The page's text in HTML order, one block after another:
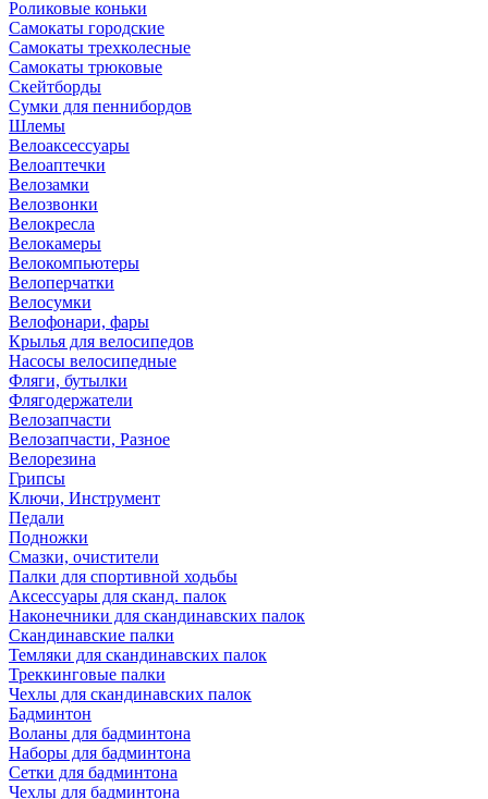
Роликовые коньки
Самокаты городские
Самокаты трехколесные
Самокаты трюковые
Скейтборды
Сумки для пеннибордов
Шлемы
Велоаксессуары
Велоаптечки
Велозамки
Велозвонки
Велокресла
Велокамеры
Велокомпьютеры
Велоперчатки
Велосумки
Велофонари, фары
Крылья для велосипедов
Насосы велосипедные
Фляги, бутылки
Флягодержатели
Велозапчасти
Велозапчасти, Разное
Велорезина
Грипсы
Ключи, Инструмент
Педали
Подножки
Смазки, очистители
Палки для спортивной ходьбы
Аксессуары для сканд. палок
Наконечники для скандинавских палок
Скандинавские палки
Темляки для скандинавских палок
Треккинговые палки
Чехлы для скандинавских палок
Бадминтон
Воланы для бадминтона
Наборы для бадминтона
Сетки для бадминтона
Чехлы для бадминтона